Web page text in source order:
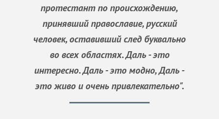
протестант по происхождению,
принявший православие, русский
человек, оставивший след буквально
во всех областях. Даль - это
интересно. Даль - это модно, Даль -
это живо и очень привлекательно".